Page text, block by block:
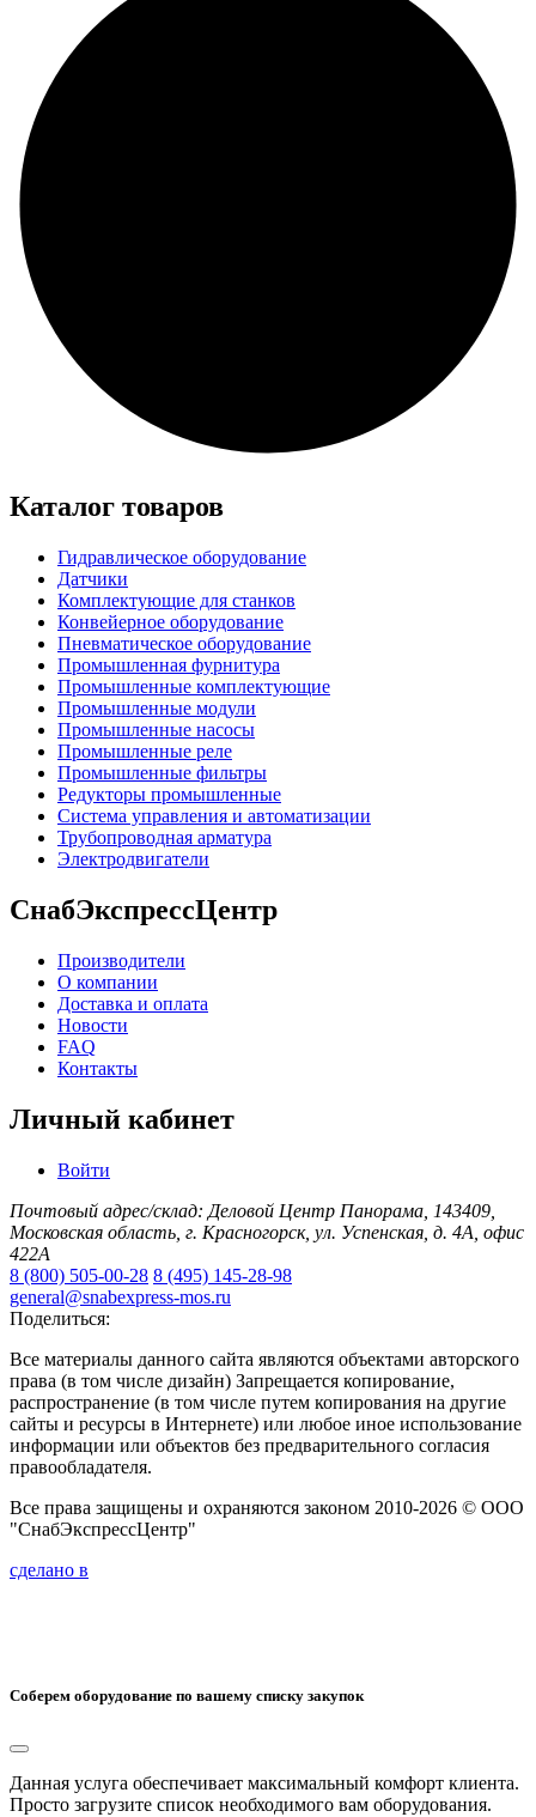
Каталог товаров
Гидравлическое оборудование
Датчики
Комплектующие для станков
Конвейерное оборудование
Пневматическое оборудование
Промышленная фурнитура
Промышленные комплектующие
Промышленные модули
Промышленные насосы
Промышленные реле
Промышленные фильтры
Редукторы промышленные
Система управления и автоматизации
Трубопроводная арматура
Электродвигатели
СнабЭкспрессЦентр
Производители
О компании
Доставка и оплата
Новости
FAQ
Контакты
Личный кабинет
Войти
Почтовый адрес/склад: Деловой Центр Панорама, 143409,
Московская область, г. Красногорск, ул. Успенская, д. 4А, офис
422А
8 (800) 505-00-28 8 (495) 145-28-98
general@snabexpress-mos.ru
Поделиться:
Все материалы данного сайта являются объектами авторского
права (в том числе дизайн) Запрещается копирование,
распространение (в том числе путем копирования на другие
сайты и ресурсы в Интернете) или любое иное использование
информации или объектов без предварительного согласия
правообладателя.
Все права защищены и охраняются законом 2010-2026 © ООО
"СнабЭкспрессЦентр"
сделано в
Соберем оборудование по вашему списку закупок
Данная услуга обеспечивает максимальный комфорт клиента.
Просто загрузите список необходимого вам оборудования.